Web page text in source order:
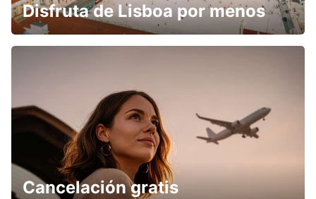
Disfruta de Lisboa por menos
Cancelación gratis